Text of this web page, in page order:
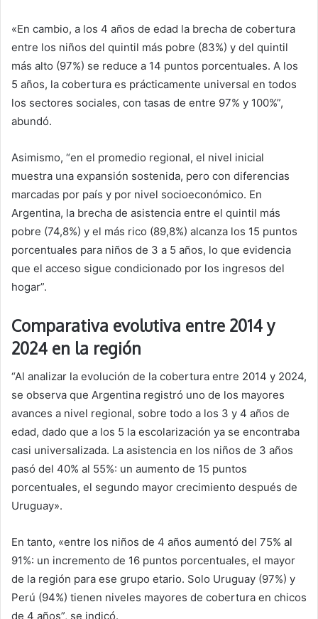
«En cambio, a los 4 años de edad la brecha de cobertura
entre los niños del quintil más pobre (83%) y del quintil
más alto (97%) se reduce a 14 puntos porcentuales. A los
5 años, la cobertura es prácticamente universal en todos
los sectores sociales, con tasas de entre 97% y 100%”,
abundó.
Asimismo, “en el promedio regional, el nivel inicial
muestra una expansión sostenida, pero con diferencias
marcadas por país y por nivel socioeconómico. En
Argentina, la brecha de asistencia entre el quintil más
pobre (74,8%) y el más rico (89,8%) alcanza los 15 puntos
porcentuales para niños de 3 a 5 años, lo que evidencia
que el acceso sigue condicionado por los ingresos del
hogar”.
Comparativa evolutiva entre 2014 y
2024 en la región
“Al analizar la evolución de la cobertura entre 2014 y 2024,
se observa que Argentina registró uno de los mayores
avances a nivel regional, sobre todo a los 3 y 4 años de
edad, dado que a los 5 la escolarización ya se encontraba
casi universalizada. La asistencia en los niños de 3 años
pasó del 40% al 55%: un aumento de 15 puntos
porcentuales, el segundo mayor crecimiento después de
Uruguay».
En tanto, «entre los niños de 4 años aumentó del 75% al
91%: un incremento de 16 puntos porcentuales, el mayor
de la región para ese grupo etario. Solo Uruguay (97%) y
Perú (94%) tienen niveles mayores de cobertura en chicos
de 4 años”, se indicó.